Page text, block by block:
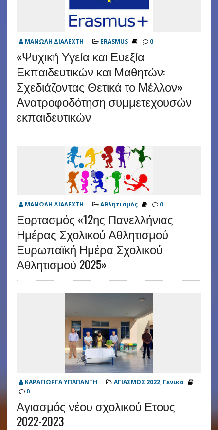
ΜΑΝΩΛΗ ΔΙΑΛΕΧΤΗ ERASMUS 0
«Ψυχική Υγεία και Ευεξία
Εκπαιδευτικών και Μαθητών:
Σχεδιάζοντας Θετικά το Μέλλον»
Ανατροφοδότηση συμμετεχουσών
εκπαιδευτικών
ΜΑΝΩΛΗ ΔΙΑΛΕΧΤΗ Αθλητισμός 0
Εορτασμός «12ης Πανελλήνιας
Ημέρας Σχολικού Αθλητισμού
Ευρωπαϊκή Ημέρα Σχολικού
Αθλητισμού 2025»
ΚΑΡΑΓΙΩΡΓΑ ΥΠΑΠΑΝΤΗ ΑΓΙΑΣΜΟΣ 2022, Γενικά
0
Αγιασμός νέου σχολικού Ετους
2022-2023